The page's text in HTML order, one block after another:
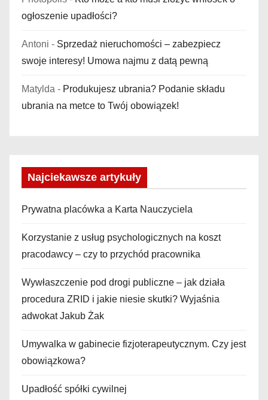
ogłoszenie upadłości?
Antoni - Sprzedaż nieruchomości – zabezpiecz
swoje interesy! Umowa najmu z datą pewną
Matylda - Produkujesz ubrania? Podanie składu
ubrania na metce to Twój obowiązek!
Najciekawsze artykuły
Prywatna placówka a Karta Nauczyciela
Korzystanie z usług psychologicznych na koszt
pracodawcy – czy to przychód pracownika
Wywłaszczenie pod drogi publiczne – jak działa
procedura ZRID i jakie niesie skutki? Wyjaśnia
adwokat Jakub Żak
Umywalka w gabinecie fizjoterapeutycznym. Czy jest
obowiązkowa?
Upadłość spółki cywilnej